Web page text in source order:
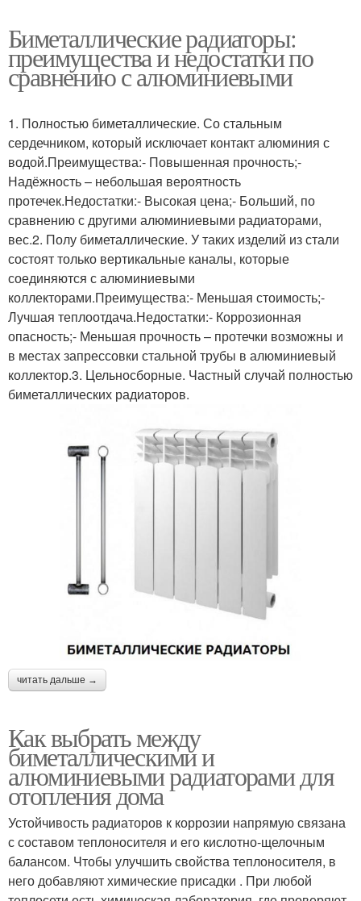
Биметаллические радиаторы:
преимущества и недостатки по
сравнению с алюминиевыми
1. Полностью биметаллические. Со стальным
сердечником, который исключает контакт алюминия с
водой.Преимущества:- Повышенная прочность;-
Надёжность – небольшая вероятность
протечек.Недостатки:- Высокая цена;- Больший, по
сравнению с другими алюминиевыми радиаторами,
вес.2. Полу биметаллические. У таких изделий из стали
состоят только вертикальные каналы, которые
соединяются с алюминиевыми
коллекторами.Преимущества:- Меньшая стоимость;-
Лучшая теплоотдача.Недостатки:- Коррозионная
опасность;- Меньшая прочность – протечки возможны и
в местах запрессовки стальной трубы в алюминиевый
коллектор.3. Цельносборные. Частный случай полностью
биметаллических радиаторов.
читать дальше →
Как выбрать между
биметаллическими и
алюминиевыми радиаторами для
отопления дома
Устойчивость радиаторов к коррозии напрямую связана
с составом теплоносителя и его кислотно-щелочным
балансом. Чтобы улучшить свойства теплоносителя, в
него добавляют химические присадки . При любой